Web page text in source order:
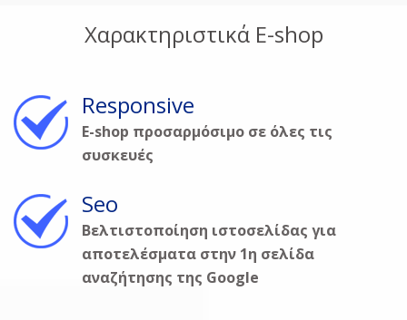
Χαρακτηριστικά E-shop
Responsive
E-shop προσαρμόσιμο σε όλες τις
συσκευές
Seo
Βελτιστοποίηση ιστοσελίδας για
αποτελέσματα στην 1η σελίδα
αναζήτησης της Google